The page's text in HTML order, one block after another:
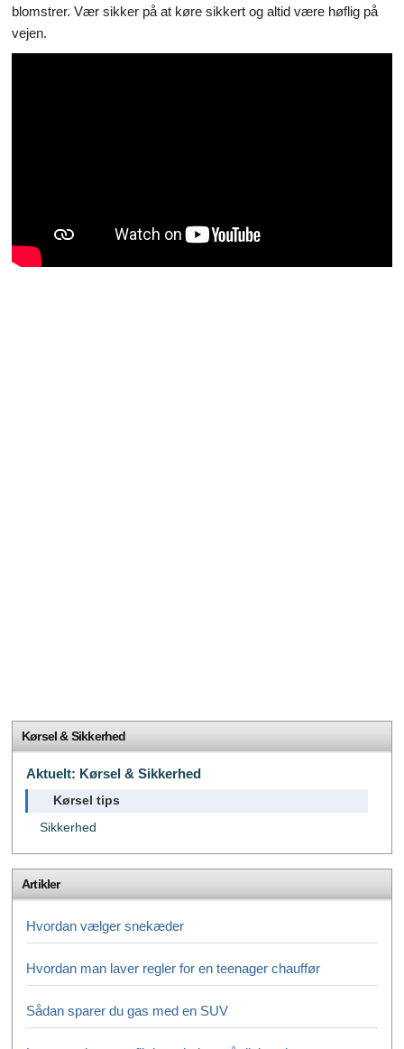
blomstrer. Vær sikker på at køre sikkert og altid være høflig på
vejen.
Kørsel & Sikkerhed
Aktuelt: Kørsel & Sikkerhed
Kørsel tips
Sikkerhed
Artikler
Hvordan vælger snekæder
Hvordan man laver regler for en teenager chauffør
Sådan sparer du gas med en SUV